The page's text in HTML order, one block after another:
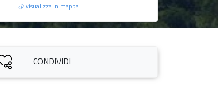
visualizza in mappa
CONDIVIDI